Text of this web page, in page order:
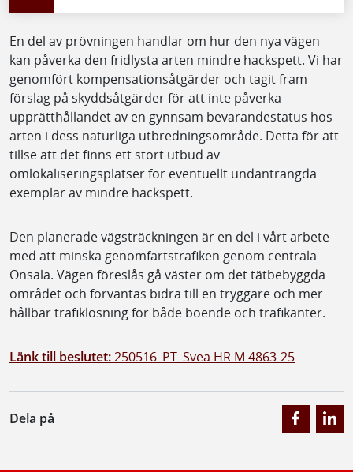
En del av prövningen handlar om hur den nya vägen
kan påverka den fridlysta arten mindre hackspett. Vi har
genomfört kompensationsåtgärder och tagit fram
förslag på skyddsåtgärder för att inte påverka
upprätthållandet av en gynnsam bevarandestatus hos
arten i dess naturliga utbredningsområde. Detta för att
tillse att det finns ett stort utbud av
omlokaliseringsplatser för eventuellt undanträngda
exemplar av mindre hackspett.
Den planerade vägsträckningen är en del i vårt arbete
med att minska genomfartstrafiken genom centrala
Onsala. Vägen föreslås gå väster om det tätbebyggda
området och förväntas bidra till en tryggare och mer
hållbar trafiklösning för både boende och trafikanter.
Länk till beslutet:250516_PT_Svea HR M 4863-25
Dela på